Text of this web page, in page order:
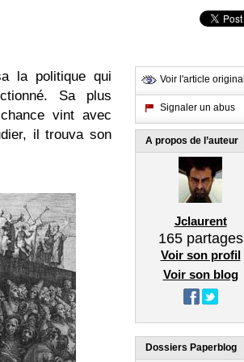
la politique qui
Sa plus
vint avec
il trouva son
Voir l'article original
Signaler un abus
A propos de l’auteur
Jclaurent
165partages
Voir son profil
Voir son blog
Dossiers Paperblog